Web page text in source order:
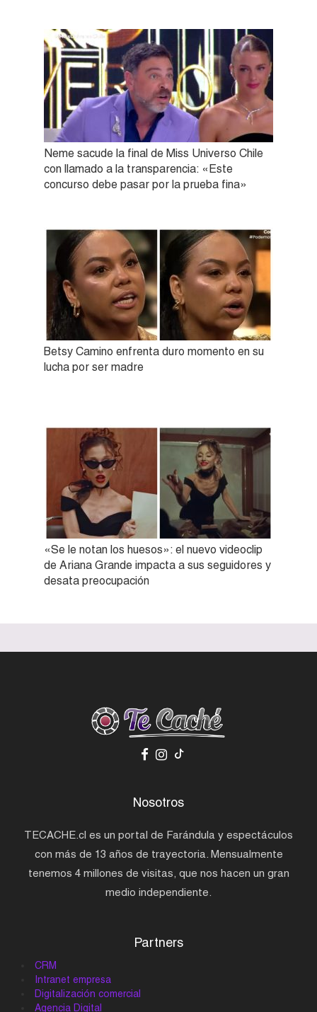
Neme sacude la final de Miss Universo Chile
con llamado a la transparencia: «Este
concurso debe pasar por la prueba fina»
Betsy Camino enfrenta duro momento en su
lucha por ser madre
«Se le notan los huesos»: el nuevo videoclip
de Ariana Grande impacta a sus seguidores y
desata preocupación
Nosotros
TECACHE.cl es un portal de Farándula y espectáculos
con más de 13 años de trayectoria. Mensualmente
tenemos 4 millones de visitas, que nos hacen un gran
medio independiente.
Partners
CRM
Intranet empresa
Digitalización comercial
Agencia Digital